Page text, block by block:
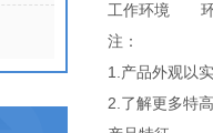
工作环境
注：
1.产品外观以
2.了解更多特